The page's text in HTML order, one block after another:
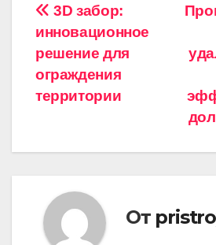
Навигация
по
записям
3D забор:
инновационное
решение для
ограждения
территории
От